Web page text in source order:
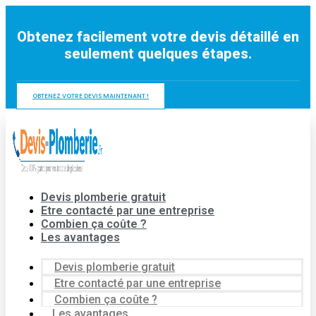
contenu
Obtenez facilement votre devis détaillé en
seulement quelques étapes.
OBTENEZ VOTRE DEVIS MAINTENANT !
Devis plomberie gratuit
Etre contacté par une entreprise
Combien ça coûte ?
Les avantages
Devis plomberie gratuit
Etre contacté par une entreprise
Combien ça coûte ?